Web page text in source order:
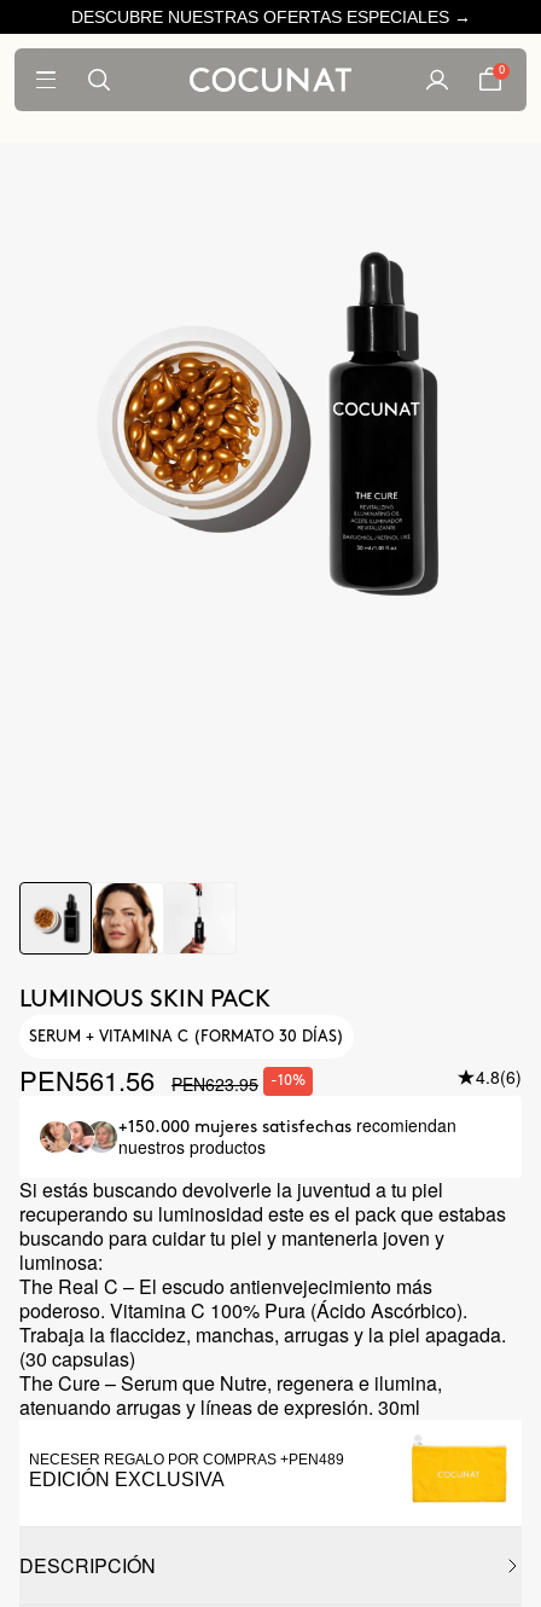
DESCUBRE NUESTRAS OFERTAS ESPECIALES →
0
LUMINOUS SKIN PACK
SERUM + VITAMINA C (FORMATO 30 DÍAS)
PEN561.56 PEN623.95 -10% 4.8(6)
+150.000 mujeres satisfechas recomiendan
nuestros productos
Si estás buscando devolverle la juventud a tu piel
recuperando su luminosidad este es el pack que estabas
buscando para cuidar tu piel y mantenerla joven y
luminosa:
The Real C – El escudo antienvejecimiento más
poderoso. Vitamina C 100% Pura (Ácido Ascórbico).
Trabaja la flaccidez, manchas, arrugas y la piel apagada.
(30 capsulas)
The Cure – Serum que Nutre, regenera e ilumina,
atenuando arrugas y líneas de expresión. 30ml
NECESER REGALO POR COMPRAS +PEN489
EDICIÓN EXCLUSIVA
DESCRIPCIÓN